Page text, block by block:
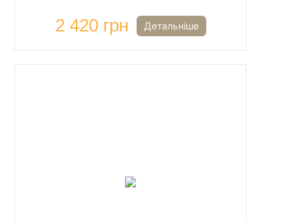
2 420 грн Детальніше